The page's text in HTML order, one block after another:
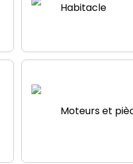
Habitacle
Moteurs et